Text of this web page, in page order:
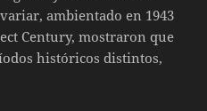
ambientado en 1943
Century, mostraron que
históricos distintos,